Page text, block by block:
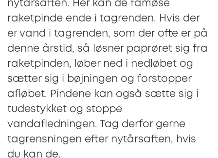
nytårsaften. Her kan de famøse
raketpinde ende i tagrenden. Hvis der
er vand i tagrenden, som der ofte er på
denne årstid, så løsner paprøret sig fra
raketpinden, løber ned i nedløbet og
sætter sig i bøjningen og forstopper
afløbet. Pindene kan også sætte sig i
tudestykket og stoppe
vandafledningen. Tag derfor gerne
tagrensningen efter nytårsaften, hvis
du kan de.